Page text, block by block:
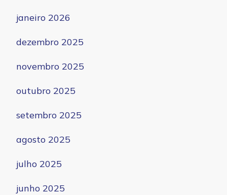
janeiro 2026
dezembro 2025
novembro 2025
outubro 2025
setembro 2025
agosto 2025
julho 2025
junho 2025